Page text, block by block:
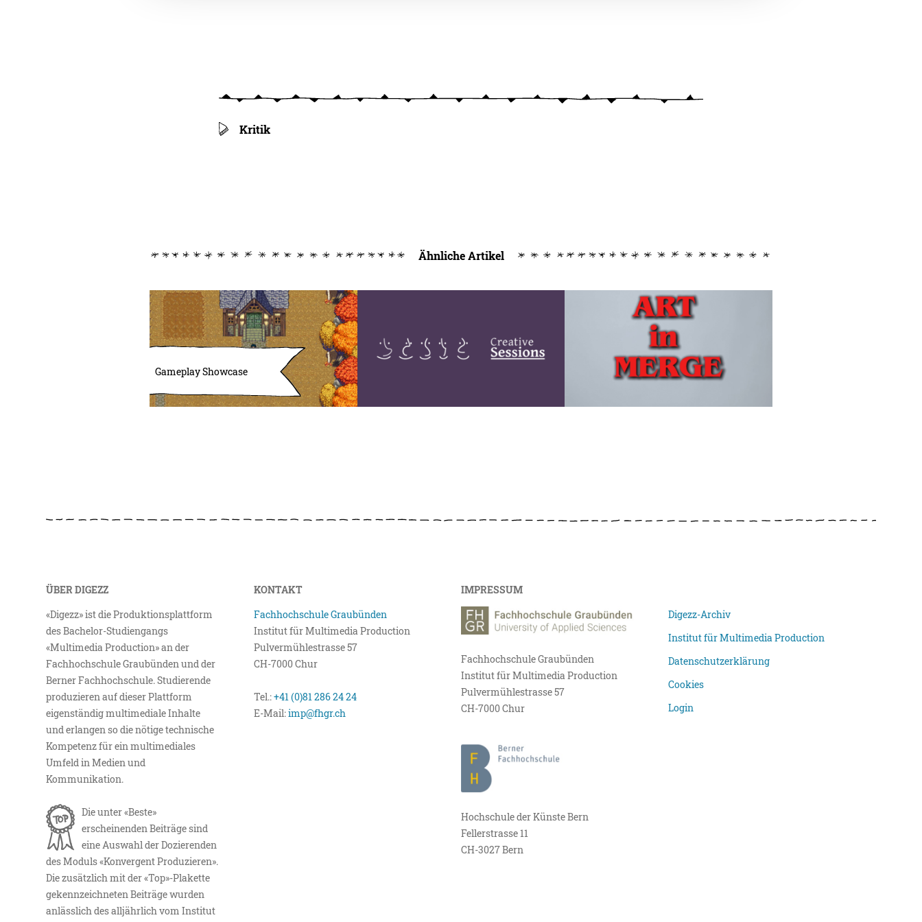
Kritik
Ähnliche Artikel
Gameplay Showcase
ÜBER DIGEZZ
«Digezz» ist die Produktionsplattform
des Bachelor-Studiengangs
«Multimedia Production» an der
Fachhochschule Graubünden und der
Berner Fachhochschule. Studierende
produzieren auf dieser Plattform
eigenständig multimediale Inhalte
und erlangen so die nötige technische
Kompetenz für ein multimediales
Umfeld in Medien und
Kommunikation.
Die unter «Beste»
erscheinenden Beiträge sind
eine Auswahl der Dozierenden
des Moduls «Konvergent Produzieren».
Die zusätzlich mit der «Top»-Plakette
gekennzeichneten Beiträge wurden
anlässlich des alljährlich vom Institut
KONTAKT
Fachhochschule Graubünden
Institut für Multimedia Production
Pulvermühlestrasse 57
CH-7000 Chur
Tel.:+41 (0)81 286 24 24
E-Mail:imp@fhgr.ch
IMPRESSUM
Fachhochschule Graubünden
Institut für Multimedia Production
Pulvermühlestrasse 57
CH-7000 Chur
Hochschule der Künste Bern
Fellerstrasse 11
CH-3027 Bern
Digezz-Archiv
Institut für Multimedia Production
Datenschutzerklärung
Cookies
Login